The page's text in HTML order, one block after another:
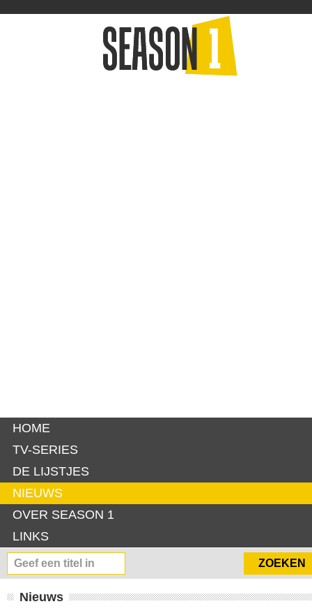
HOME
TV-SERIES
DE LIJSTJES
NIEUWS
OVER SEASON 1
LINKS
Nieuws